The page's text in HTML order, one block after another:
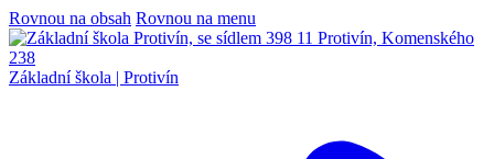
Rovnou na obsah Rovnou na menu
Základní škola | Protivín